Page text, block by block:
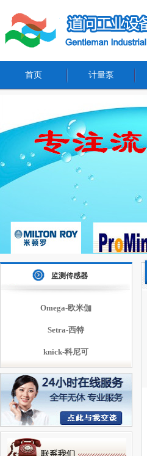
首页 计量泵
监测传感器
Omega-欧米伽
Setra-西特
knick-科尼可